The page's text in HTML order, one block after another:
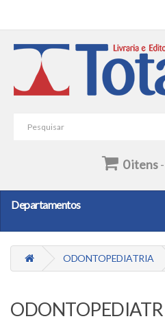
0 itens-
Departamentos
ODONTOPEDIATRIA